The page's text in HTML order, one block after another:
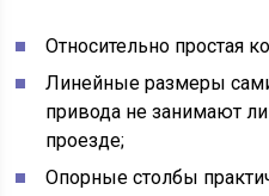
Относительно простая
Линейные размеры
привода не занимают
проезде;
Опорные столбы